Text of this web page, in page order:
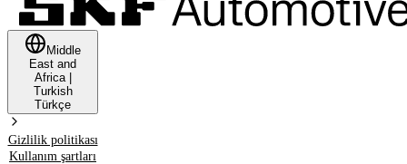
Middle
East and
Africa|
Turkish
Türkçe
Gizlilik politikası
Kullanım şartları